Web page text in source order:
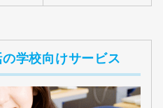
学校向けサービス